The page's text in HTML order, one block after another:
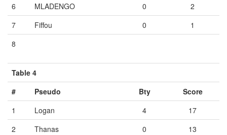
6
MLADENGO 0
2
7
Fiffou 0
1
8
Table 4
#
Pseudo Bty
Score
1
Logan 4
17
2
Thanas 0
13